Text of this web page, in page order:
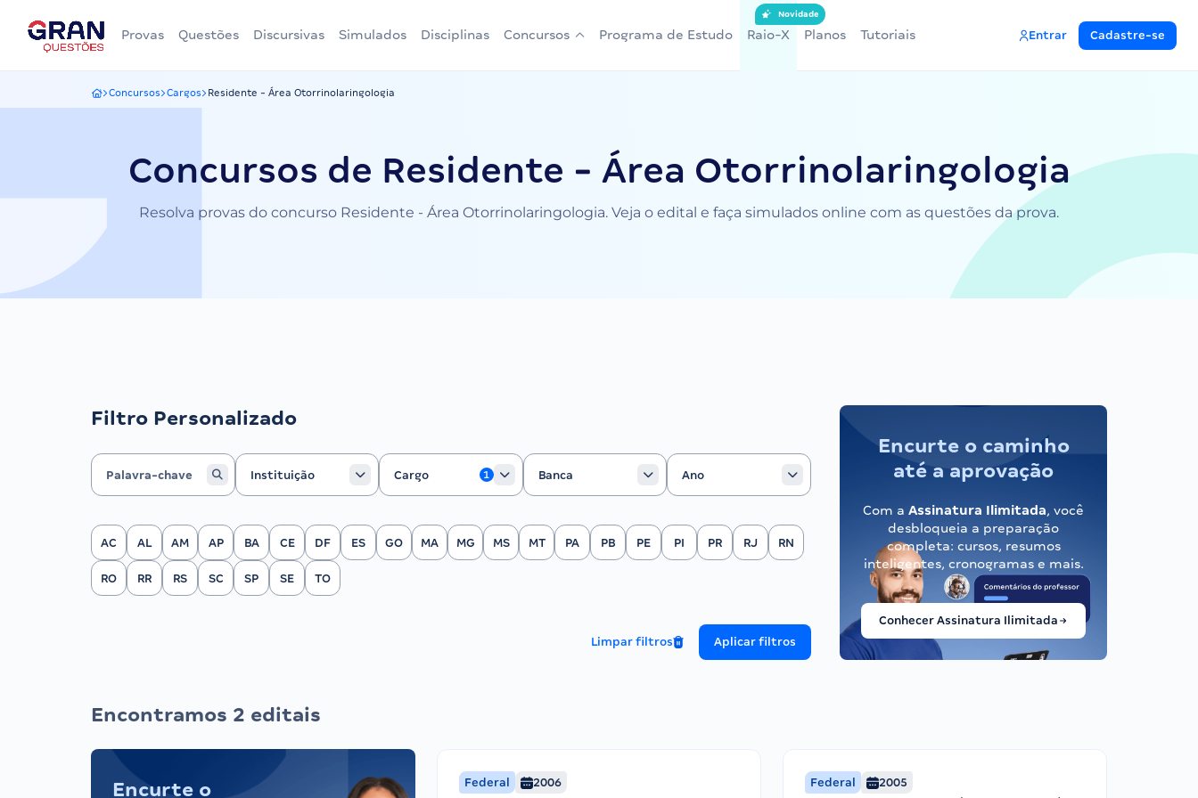
Provas Questões Discursivas Simulados Disciplinas Concursos Programa de Estudo Raio-X
Novidade
Planos Tutoriais Entrar Cadastre-se
Gran Questões
Concursos Cargos Residente - Área Otorrinolaringologia
Concursos de Residente - Área Otorrinolaringologia
Resolva provas do concurso Residente - Área Otorrinolaringologia. Veja o edital e faça simulados online com as questões da prova.
Filtro Personalizado
Instituição
Instituição
Cargo
Cargo
1
Banca
Banca
Ano
Ano
Filtrar por Estado
AC AL AM AP BA CE DF ES GO MA MG MS MT PA PB PE PI PR RJ RN
RO RR RS SC SP SE TO
Limpar filtros Aplicar filtros
Encurte o caminho
até a aprovação
Com a Assinatura Ilimitada, você
desbloqueia a preparação
completa: cursos, resumos
inteligentes, cronogramas e mais.
Conhecer Assinatura Ilimitada
Encontramos 2 editais
Encurte o Federal 2006 Federal 2005